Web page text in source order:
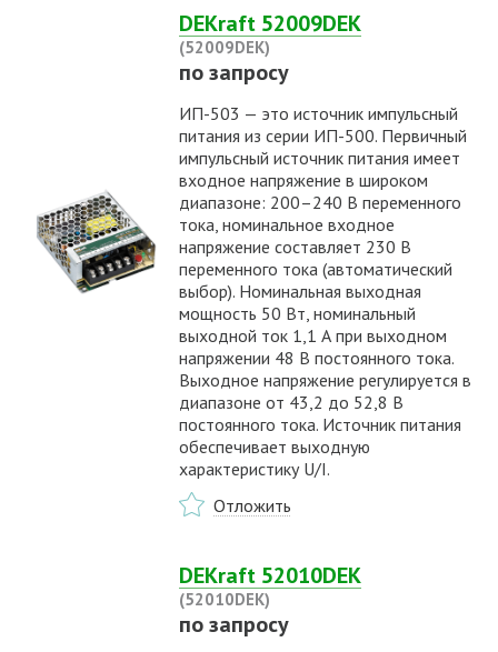
DEKraft 52009DEK
(52009DEK)
по запросу
ИП-503 — это источник импульсный
питания из серии ИП-500. Первичный
импульсный источник питания имеет
входное напряжение в широком
диапазоне: 200–240 В переменного
тока, номинальное входное
напряжение составляет 230 В
переменного тока (автоматический
выбор). Номинальная выходная
мощность 50 Вт, номинальный
выходной ток 1,1 А при выходном
напряжении 48 В постоянного тока.
Выходное напряжение регулируется в
диапазоне от 43,2 до 52,8 В
постоянного тока. Источник питания
обеспечивает выходную
характеристику U/I.
Отложить
DEKraft 52010DEK
(52010DEK)
по запросу